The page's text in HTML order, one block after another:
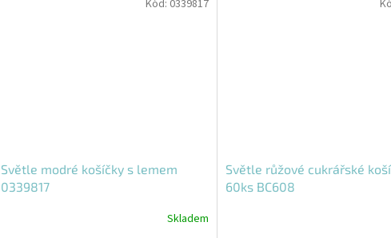
Světle modré košíčky s lemem
0339817
Skladem
Kód: 0339817
Světle růžové cukrářské
60ks BC608